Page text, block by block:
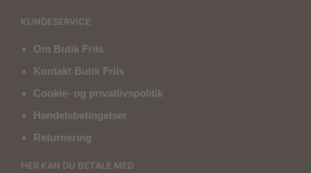
KUNDESERVICE
Om Butik Friis
Kontakt Butik Friis
Cookie- og privatlivspolitik
Handelsbetingelser
Returnering
HER KAN DU BETALE MED